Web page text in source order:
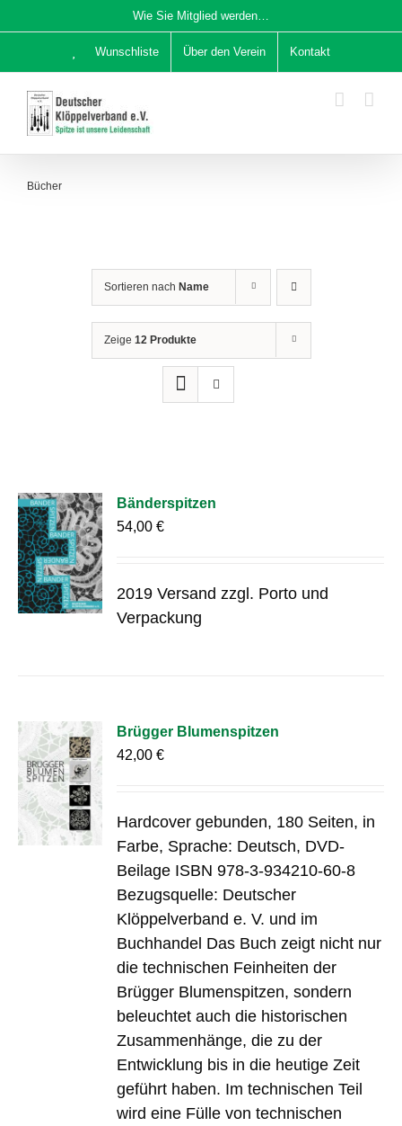
Inhalt
Wie Sie Mitglied werden…
Wunschliste Über den Verein Kontakt
Bücher
Sortieren nach Name
Zeige 12 Produkte
Bänderspitzen
54,00€
2019 Versand zzgl. Porto und
Verpackung
Brügger Blumenspitzen
42,00€
Hardcover gebunden, 180 Seiten, in
Farbe, Sprache: Deutsch, DVD-
Beilage ISBN 978-3-934210-60-8
Bezugsquelle: Deutscher
Klöppelverband e. V. und im
Buchhandel Das Buch zeigt nicht nur
die technischen Feinheiten der
Brügger Blumenspitzen, sondern
beleuchtet auch die historischen
Zusammenhänge, die zu der
Entwicklung bis in die heutige Zeit
geführt haben. Im technischen Teil
wird eine Fülle von technischen